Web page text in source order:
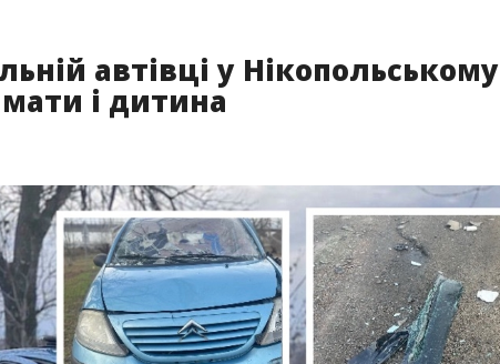
автівці у Нікопольському
і дитина